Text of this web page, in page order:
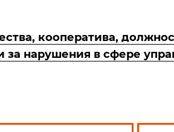
кооператива,
за нарушения в сфере